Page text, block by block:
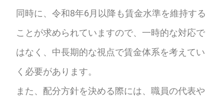
同時に、令和8年6月以降も賃金水準を維持する
ことが求められていますので、一時的な対応で
はなく、中長期的な視点で賃金体系を考えてい
く必要があります。
また、配分方針を決める際には、職員の代表や